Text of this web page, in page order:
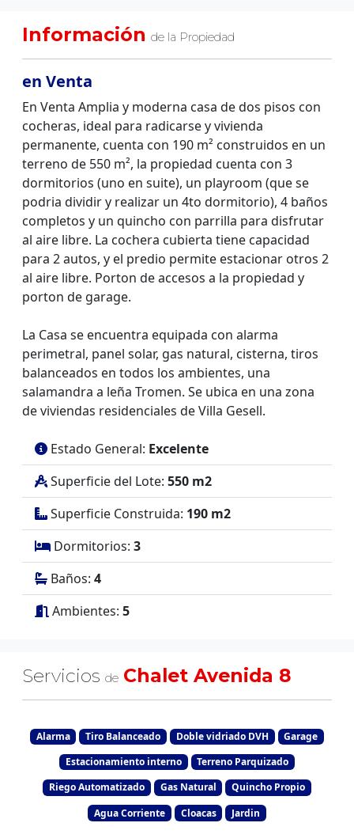
Información de la Propiedad
en Venta
En Venta Amplia y moderna casa de dos pisos con
cocheras, ideal para radicarse y vivienda
permanente, cuenta con 190 m² construidos en un
terreno de 550 m², la propiedad cuenta con 3
dormitorios (uno en suite), un playroom (que se
podria dividir y realizar un 4to dormitorio), 4 baños
completos y un quincho con parrilla para disfrutar
al aire libre. La cochera cubierta tiene capacidad
para 2 autos, y el predio permite estacionar otros 2
al aire libre. Porton de accesos a la propiedad y
porton de garage.
La Casa se encuentra equipada con alarma
perimetral, panel solar, gas natural, cisterna, tiros
balanceados en todos los ambientes, una
salamandra a leña Tromen. Se ubica en una zona
de viviendas residenciales de Villa Gesell.
Estado General: Excelente
Superficie del Lote: 550 m2
Superficie Construida: 190 m2
Dormitorios: 3
Baños: 4
Ambientes: 5
Servicios de Chalet Avenida 8
Alarma Tiro Balanceado Doble vidriado DVH
Garage
Estacionamiento interno
Terreno Parquizado
Riego Automatizado
Gas Natural
Quincho Propio
Agua Corriente
Cloacas Jardin